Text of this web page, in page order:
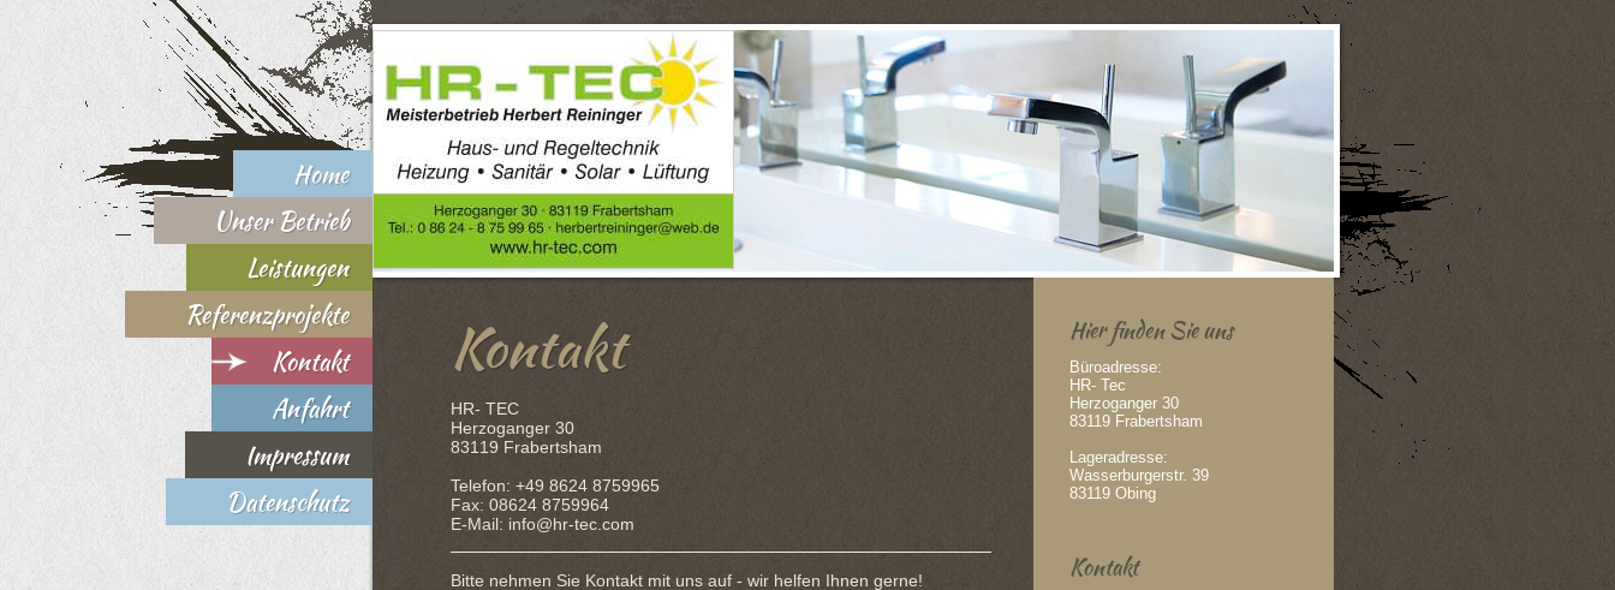
Home
Unser Betrieb
Leistungen
Referenzprojekte
Kontakt
Anfahrt
Impressum
Datenschutz
Kontakt
HR- TEC
Herzoganger 30
83119 Frabertsham
Telefon: +49 8624 8759965
Fax: 08624 8759964
E-Mail: info@hr-tec.com
Bitte nehmen Sie Kontakt mit uns auf - wir helfen Ihnen gerne!
Hier finden Sie uns
Büroadresse:
HR- Tec
Herzoganger 30
83119 Frabertsham
Lageradresse:
Wasserburgerstr. 39
83119 Obing
Kontakt